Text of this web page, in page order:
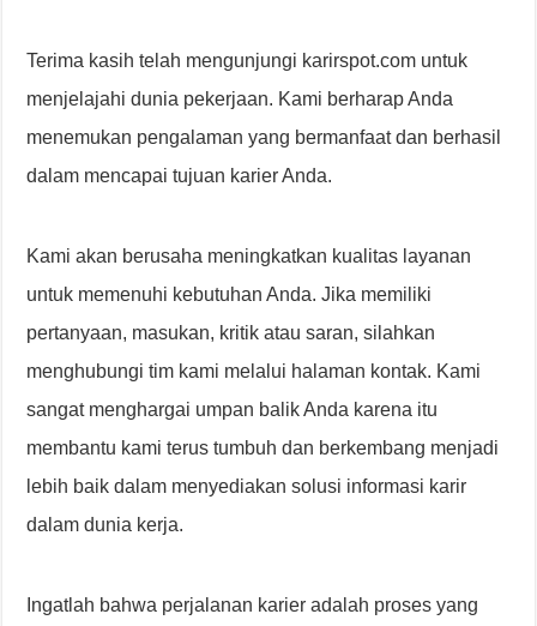
Terima kasih telah mengunjungi karirspot.com untuk
menjelajahi dunia pekerjaan. Kami berharap Anda
menemukan pengalaman yang bermanfaat dan berhasil
dalam mencapai tujuan karier Anda.
Kami akan berusaha meningkatkan kualitas layanan
untuk memenuhi kebutuhan Anda. Jika memiliki
pertanyaan, masukan, kritik atau saran, silahkan
menghubungi tim kami melalui halaman kontak. Kami
sangat menghargai umpan balik Anda karena itu
membantu kami terus tumbuh dan berkembang menjadi
lebih baik dalam menyediakan solusi informasi karir
dalam dunia kerja.
Ingatlah bahwa perjalanan karier adalah proses yang